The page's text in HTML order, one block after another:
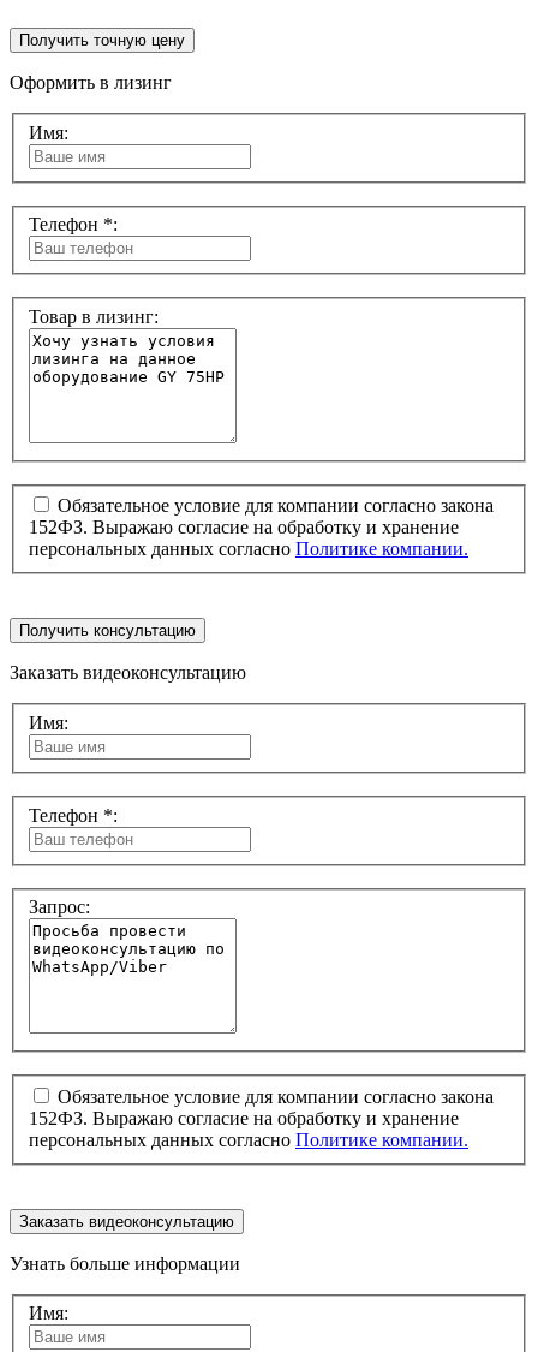
Получить точную цену
Оформить в лизинг
Имя:
Телефон *:
Товар в лизинг:
Обязательное условие для компании согласно закона
152ФЗ. Выражаю согласие на обработку и хранение
персональных данных согласно Политике компании.
Получить консультацию
Заказать видеоконсультацию
Имя:
Телефон *:
Запрос:
Обязательное условие для компании согласно закона
152ФЗ. Выражаю согласие на обработку и хранение
персональных данных согласно Политике компании.
Заказать видеоконсультацию
Узнать больше информации
Имя: